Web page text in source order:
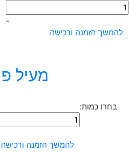
כמות
של
קולר
-
להמשך הזמנה ורכישה
מעיל
בחרו כמות:
כמות
של
מעיל
להמשך הזמנה ורכישה